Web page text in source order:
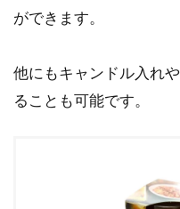
ができます。
他にもキャンドル入れ
ることも可能です。